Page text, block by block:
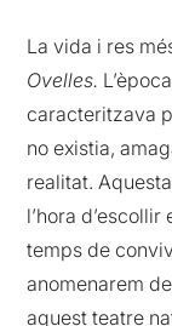
La vida i res
Ovelles.
caracteritzava
no existia,
realitat.
l’hora
temps de
anomenarem
aquest teatre